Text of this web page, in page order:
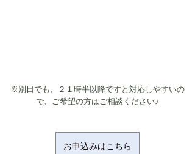
※別日でも、２１時半以降ですと対応しやすいの
で、ご希望の方はご相談ください♪
お申込みはこちら